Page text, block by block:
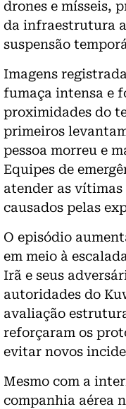
drones e mísseis,
da infraestrutura
suspensão
Imagens
fumaça intensa e
proximidades do
primeiros
pessoa morreu e
Equipes de
atender as
causados pelas
O episódio
em meio à
Irã e seus
autoridades do
avaliação
reforçaram os
evitar novos
Mesmo com a
companhia aérea